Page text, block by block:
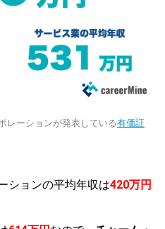
レーションが発表している有価証
ションの平均年収は420万円